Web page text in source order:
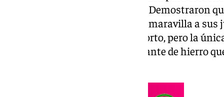
de vuelta a la Ciudad Deportiva. Demostraron
técnico sigue haciendo jugar de maravilla a
perdona una. Jujuba la ató en corto, pero la
guardameta rojiblanca, una gigante de hierro